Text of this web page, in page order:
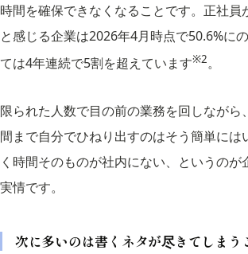
時間を確保できなくなることです。正社員
と感じる企業は2026年4月時点で50.6%に
ては4年連続で5割を超えています※2。
限られた人数で目の前の業務を回しながら
間まで自分でひねり出すのはそう簡単には
く時間そのものが社内にない、というのが
実情です。
次に多いのは書くネタが尽きてしまう